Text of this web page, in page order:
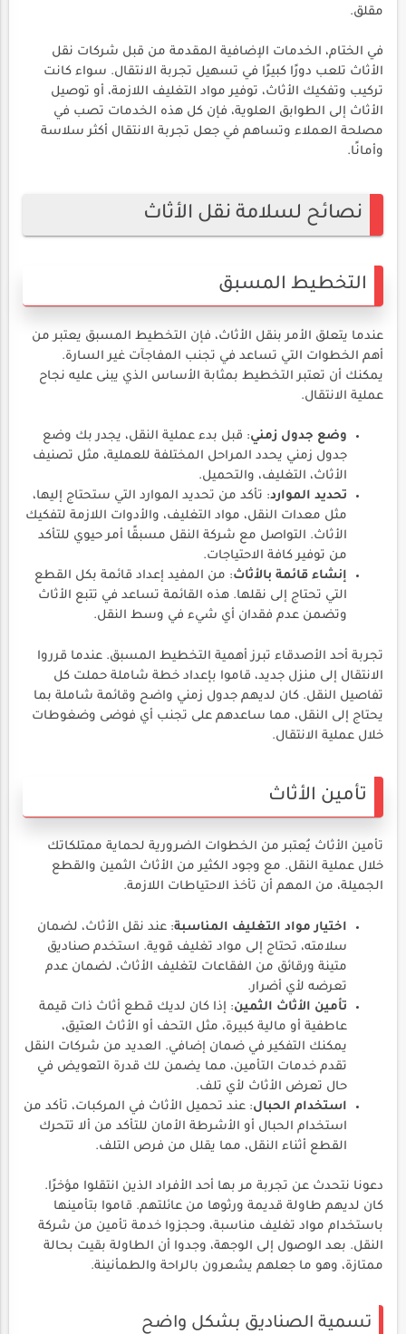
مقلق.
في الختام، الخدمات الإضافية المقدمة من قبل شركات نقل
الأثاث تلعب دورًا كبيرًا في تسهيل تجربة الانتقال. سواء كانت
تركيب وتفكيك الأثاث، توفير مواد التغليف اللازمة، أو توصيل
الأثاث إلى الطوابق العلوية، فإن كل هذه الخدمات تصب في
مصلحة العملاء وتساهم في جعل تجربة الانتقال أكثر سلاسة
وأمانًا.
نصائح لسلامة نقل الأثاث
التخطيط المسبق
عندما يتعلق الأمر بنقل الأثاث، فإن التخطيط المسبق يعتبر من
أهم الخطوات التي تساعد في تجنب المفاجآت غير السارة.
يمكنك أن تعتبر التخطيط بمثابة الأساس الذي يبنى عليه نجاح
عملية الانتقال.
وضع جدول زمني: قبل بدء عملية النقل، يجدر بك وضع
جدول زمني يحدد المراحل المختلفة للعملية، مثل تصنيف
الأثاث، التغليف، والتحميل.
تحديد الموارد: تأكد من تحديد الموارد التي ستحتاج إليها،
مثل معدات النقل، مواد التغليف، والأدوات اللازمة لتفكيك
الأثاث. التواصل مع شركة النقل مسبقًا أمر حيوي للتأكد
من توفير كافة الاحتياجات.
إنشاء قائمة بالأثاث: من المفيد إعداد قائمة بكل القطع
التي تحتاج إلى نقلها. هذه القائمة تساعد في تتبع الأثاث
وتضمن عدم فقدان أي شيء في وسط النقل.
تجربة أحد الأصدقاء تبرز أهمية التخطيط المسبق. عندما قرروا
الانتقال إلى منزل جديد، قاموا بإعداد خطة شاملة حملت كل
تفاصيل النقل. كان لديهم جدول زمني واضح وقائمة شاملة بما
يحتاج إلى النقل، مما ساعدهم على تجنب أي فوضى وضغوطات
خلال عملية الانتقال.
تأمين الأثاث
تأمين الأثاث يُعتبر من الخطوات الضرورية لحماية ممتلكاتك
خلال عملية النقل. مع وجود الكثير من الأثاث الثمين والقطع
الجميلة، من المهم أن تأخذ الاحتياطات اللازمة.
اختيار مواد التغليف المناسبة: عند نقل الأثاث، لضمان
سلامته، تحتاج إلى مواد تغليف قوية. استخدم صناديق
متينة ورقائق من الفقاعات لتغليف الأثاث، لضمان عدم
تعرضه لأي أضرار.
تأمين الأثاث الثمين: إذا كان لديك قطع أثاث ذات قيمة
عاطفية أو مالية كبيرة، مثل التحف أو الأثاث العتيق،
يمكنك التفكير في ضمان إضافي. العديد من شركات النقل
تقدم خدمات التأمين، مما يضمن لك قدرة التعويض في
حال تعرض الأثاث لأي تلف.
استخدام الحبال: عند تحميل الأثاث في المركبات، تأكد من
استخدام الحبال أو الأشرطة الأمان للتأكد من ألا تتحرك
القطع أثناء النقل، مما يقلل من فرص التلف.
دعونا نتحدث عن تجربة مر بها أحد الأفراد الذين انتقلوا مؤخرًا.
كان لديهم طاولة قديمة ورثوها من عائلتهم. قاموا بتأمينها
باستخدام مواد تغليف مناسبة، وحجزوا خدمة تأمين من شركة
النقل. بعد الوصول إلى الوجهة، وجدوا أن الطاولة بقيت بحالة
ممتازة، وهو ما جعلهم يشعرون بالراحة والطمأنينة.
تسمية الصناديق بشكل واضح